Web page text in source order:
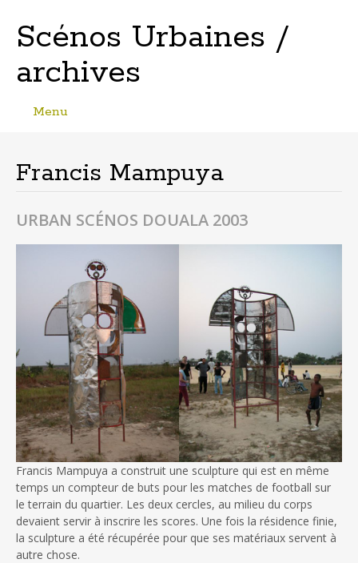
Scénos Urbaines /
archives
Menu
Francis Mampuya
URBAN SCÉNOS DOUALA 2003
Francis Mampuya a construit une sculpture qui est en même
temps un compteur de buts pour les matches de football sur
le terrain du quartier. Les deux cercles, au milieu du corps
devaient servir à inscrire les scores. Une fois la résidence finie,
la sculpture a été récupérée pour que ses matériaux servent à
autre chose.